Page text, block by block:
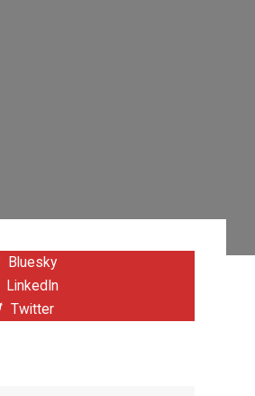
Bluesky
LinkedIn
Twitter